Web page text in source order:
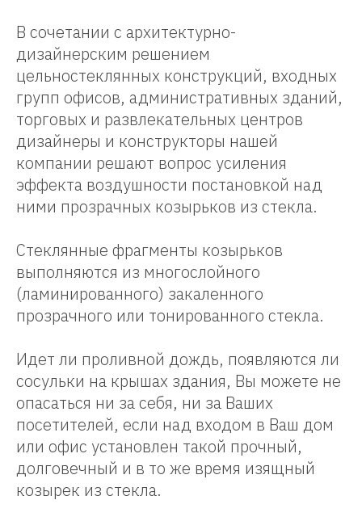
В сочетании с архитектурно-
дизайнерским решением
цельностеклянных конструкций, входных
групп офисов, административных зданий,
торговых и развлекательных центров
дизайнеры и конструкторы нашей
компании решают вопрос усиления
эффекта воздушности постановкой над
ними прозрачных козырьков из стекла.
Стеклянные фрагменты козырьков
выполняются из многослойного
(ламинированного) закаленного
прозрачного или тонированного стекла.
Идет ли проливной дождь, появляются ли
сосульки на крышах здания, Вы можете не
опасаться ни за себя, ни за Ваших
посетителей, если над входом в Ваш дом
или офис установлен такой прочный,
долговечный и в то же время изящный
козырек из стекла.